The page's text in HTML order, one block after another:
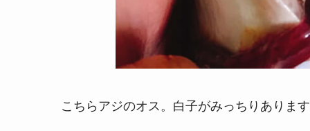
こちらアジのオス。白子がみっちりありま